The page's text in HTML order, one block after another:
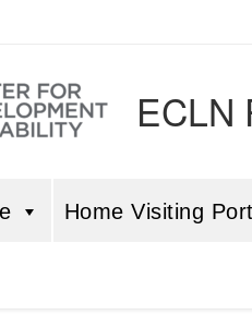
ECLN
Home Visiting